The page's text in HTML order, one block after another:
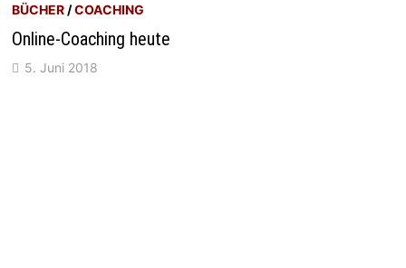
BÜCHER /COACHING
Online-Coaching heute
5. Juni 2018